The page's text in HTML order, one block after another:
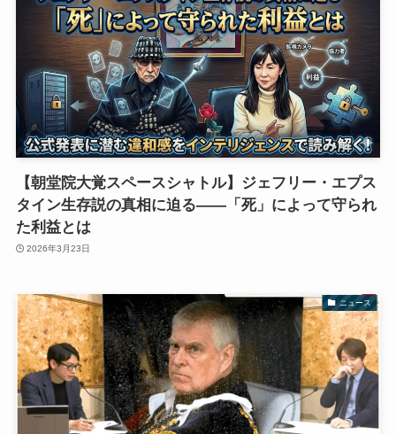
【朝堂院大覚スペースシャトル】ジェフリー・エプス
タイン生存説の真相に迫る——「死」によって守られ
た利益とは
2026年3月23日
ニュース